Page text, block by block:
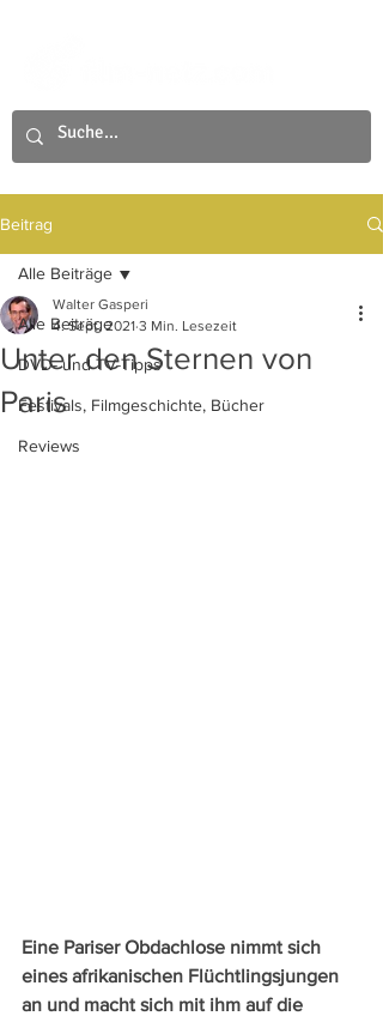
Beitrag
Alle Beiträge
DVD- und TV-Tipps
Festivals, Filmgeschichte, Bücher
Reviews
Alle Beiträge
Unter den Sternen von
Paris
Walter Gasperi
4. Sept. 2021 3 Min. Lesezeit
Eine Pariser Obdachlose nimmt sich
eines afrikanischen Flüchtlingsjungen
an und macht sich mit ihm auf die